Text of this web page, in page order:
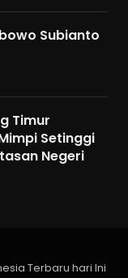
Subianto
Timur
Setinggi
Negeri
Terbaru hari Ini